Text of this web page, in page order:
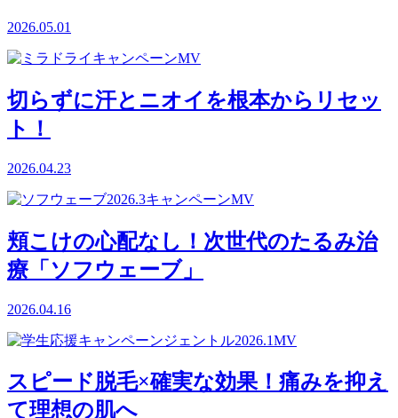
2026.05.01
切らずに汗とニオイを根本からリセッ
ト！
2026.04.23
頬こけの心配なし！次世代のたるみ治
療「ソフウェーブ」
2026.04.16
スピード脱毛×確実な効果！痛みを抑え
て理想の肌へ